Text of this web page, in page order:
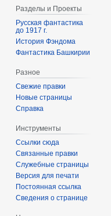
Разделы и Проекты
Русская фантастика
до 1917 г.
История Фэндома
Фантастика Башкирии
Разное
Свежие правки
Новые страницы
Справка
Инструменты
Ссылки сюда
Связанные правки
Служебные страницы
Версия для печати
Постоянная ссылка
Сведения о странице